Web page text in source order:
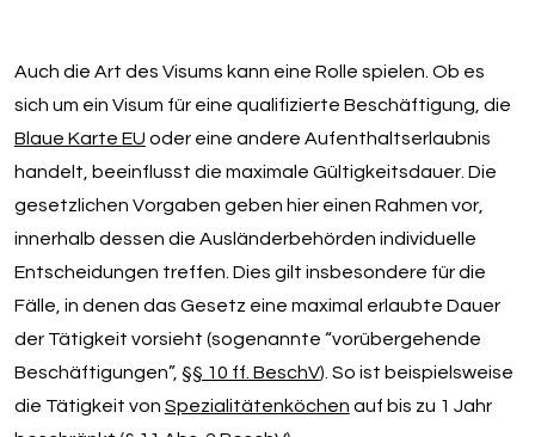
Auch die Art des Visums kann eine Rolle spielen. Ob es
sich um ein Visum für eine qualifizierte Beschäftigung, die
Blaue Karte EU oder eine andere Aufenthaltserlaubnis
handelt, beeinflusst die maximale Gültigkeitsdauer. Die
gesetzlichen Vorgaben geben hier einen Rahmen vor,
innerhalb dessen die Ausländerbehörden individuelle
Entscheidungen treffen. Dies gilt insbesondere für die
Fälle, in denen das Gesetz eine maximal erlaubte Dauer
der Tätigkeit vorsieht (sogenannte “vorübergehende
Beschäftigungen”, §§ 10 ff. BeschV). So ist beispielsweise
die Tätigkeit von Spezialitätenköchen auf bis zu 1 Jahr